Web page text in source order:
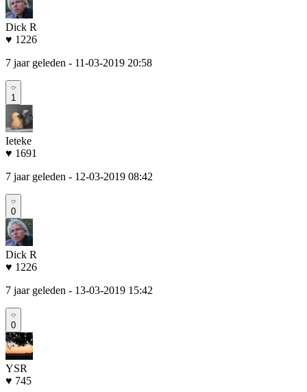
Dick R
♥ 1226
7 jaar geleden - 11-03-2019 20:58
1
Ieteke
♥ 1691
7 jaar geleden - 12-03-2019 08:42
0
Dick R
♥ 1226
7 jaar geleden - 13-03-2019 15:42
0
YSR
♥ 745